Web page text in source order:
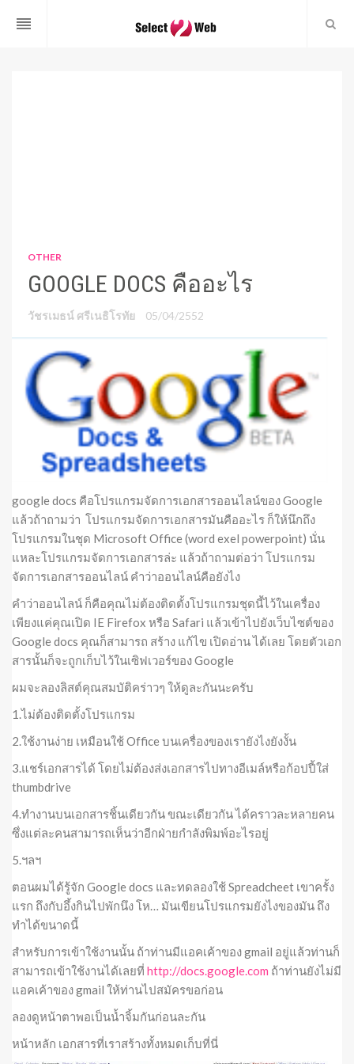
reorder
OTHER
GOOGLE DOCS คืออะไร
วัชรเมธน์ ศรีเนธิโรทัย 05/04/2552
google docs คือโปรแกรมจัดการเอกสารออนไลน์ของ Google
แล้วถ้าถามว่า โปรแกรมจัดการเอกสารมันคืออะไร ก็ให้นึกถึง
โปรแกรมในชุด Microsoft Office (word exel powerpoint) นั่น
แหละโปรแกรมจัดการเอกสารล่ะ แล้วถ้าถามต่อว่า โปรแกรม
จัดการเอกสารออนไลน์ คำว่าออนไลน์คือยังไง
คำว่าออนไลน์ ก็คือคุณไม่ต้องติดตั้งโปรแกรมชุดนี้ไว้ในเครื่อง
เพียงแค่คุณเปิด IE Firefox หรือ Safari แล้วเข้าไปยังเว็บไซต์ของ
Google docs คุณก็สามารถ สร้าง แก้ไข เปิดอ่าน ได้เลย โดยตัวเอก
สารนั้นก็จะถูกเก็บไว้ในเซิฟเวอร์ของ Google
ผมจะลองลิสต์คุณสมบัติคร่าวๆ ให้ดูละกันนะครับ
1.ไม่ต้องติดตั้งโปรแกรม
2.ใช้งานง่าย เหมือนใช้ Office บนเครื่องของเรายังไงยังงั้น
3.แชร์เอกสารได้ โดยไม่ต้องส่งเอกสารไปทางอีเมล์หรือก้อปปี้ใส่
thumbdrive
4.ทำงานบนเอกสารชิ้นเดียวกัน ขณะเดียวกัน ได้คราวละหลายคน
ซึ่งแต่ละคนสามารถเห็นว่าอีกฝ่ายกำลังพิมพ์อะไรอยู่
5.ฯลฯ
ตอนผมได้รู้จัก Google docs และทดลองใช้ Spreadcheet เขาครั้ง
แรก ถึงกับอึ้งกินไปพักนึง โห… มันเขียนโปรแกรมยังไงของมัน ถึง
ทำได้ขนาดนี้
สำหรับการเข้าใช้งานนั้น ถ้าท่านมีแอคเค้าของ gmail อยู่แล้วท่านก็
สามารถเข้าใช้งานได้เลยที่ http://docs.google.com ถ้าท่านยังไม่มี
แอคเค้าของ gmail ให้ท่านไปสมัครขอก่อน
ลองดูหน้าตาพอเป็นน้ำจิ้มกันก่อนละกัน
หน้าหลัก เอกสารที่เราสร้างทั้งหมดเก็บที่นี่